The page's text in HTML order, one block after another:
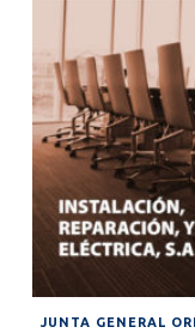
JUNTA GENERAL